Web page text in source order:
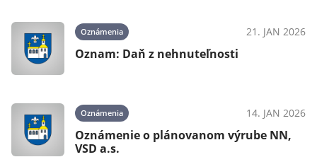
Oznámenia 21. JAN 2026
Oznam: Daň z nehnuteľnosti
Oznámenia 14. JAN 2026
Oznámenie o plánovanom výrube NN,
VSD a.s.